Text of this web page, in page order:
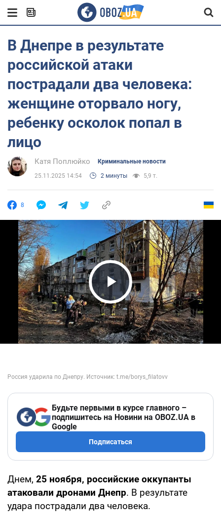
В Днепре в результате
российской атаки
пострадали два человека:
женщине оторвало ногу,
ребенку осколок попал в
лицо
Катя Поплюйко Криминальные новости
25.11.2025 14:54 2 минуты 5,9 т.
8
Play Video
Будьте первыми в курсе главного –
подпишитесь на Новини на OBOZ.UA в
Google
Подписаться
Днем, 25 ноября, российские оккупанты
атаковали дронами Днепр. В результате
удара пострадали два человека.